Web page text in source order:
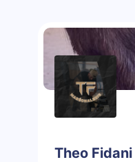
Theo Fidani